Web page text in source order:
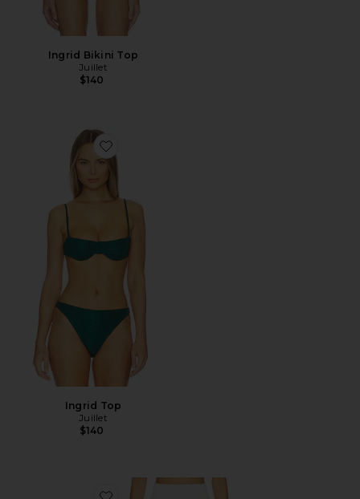
Ingrid Bikini Top
Juillet
$140
Favorite Ingrid Top
Ingrid Top
Juillet
$140